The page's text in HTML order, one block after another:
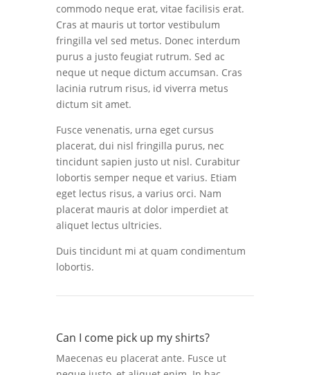
commodo neque erat, vitae facilisis erat.
Cras at mauris ut tortor vestibulum
fringilla vel sed metus. Donec interdum
purus a justo feugiat rutrum. Sed ac
neque ut neque dictum accumsan. Cras
lacinia rutrum risus, id viverra metus
dictum sit amet.
Fusce venenatis, urna eget cursus
placerat, dui nisl fringilla purus, nec
tincidunt sapien justo ut nisl. Curabitur
lobortis semper neque et varius. Etiam
eget lectus risus, a varius orci. Nam
placerat mauris at dolor imperdiet at
aliquet lectus ultricies.
Duis tincidunt mi at quam condimentum
lobortis.
Can I come pick up my shirts?
Maecenas eu placerat ante. Fusce ut